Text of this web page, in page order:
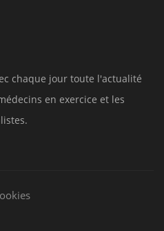
chaque jour toute l'actualité
en exercice et les